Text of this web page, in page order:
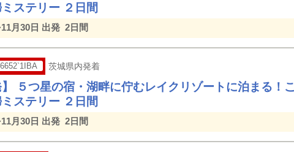
ステリー ２日間
月30日 出発 2日間
茨城県内発着
】 ５つ星の宿・湖畔に佇むレイクリゾートに泊まる！
ステリー ２日間
月30日 出発 2日間